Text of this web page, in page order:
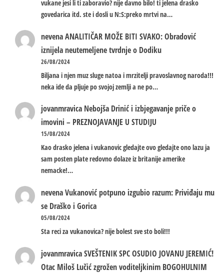
vukane jesi li ti zaboravio? nije davno bilo! ti jelena drasko
govedarica itd. ste i dosli u N:S:preko mrtvi na…
nevenaANALITIČAR MOŽE BITI SVAKO: Obradović
iznijela neutemeljene tvrdnje o Dodiku
26/08/2024
Biljana i njen muz sluge natoa i mrzitelji pravoslavnog naroda!!!
neka ide da pljuje po svojoj zemlji a ne po…
jovanmravica Nebojša Drinić i izbjegavanje priče o
imovini – PREZNOJAVANJE U STUDIJU
15/08/2024
Kao drasko jelena i vukanovic gledajte ovo gledajte ono lazu ja
sam posten plate redovno dolaze iz britanije amerike
nemacke!…
nevenaVukanović potpuno izgubio razum: Priviđaju mu
se Draško i Gorica
05/08/2024
Sta reci za vukanovica? nije bolest sve sto boli!!!
jovanmravicaSVEŠTENIK SPC OSUDIO JOVANU JEREMIĆ!
Otac Miloš Lučić zgrožen voditeljkinim BOGOHULNIM